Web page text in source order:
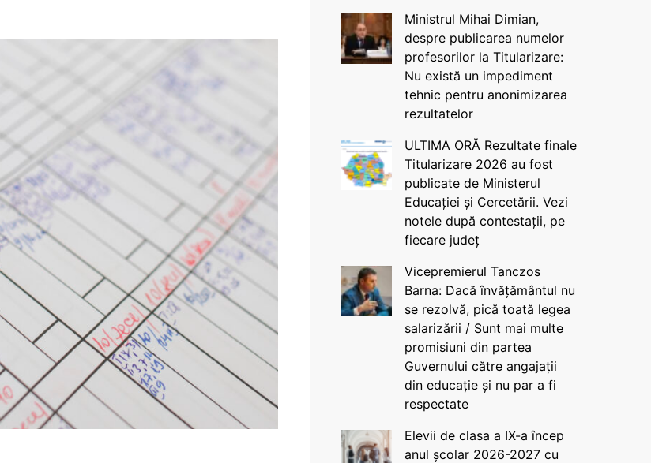
Ministrul Mihai Dimian,
despre publicarea numelor
profesorilor la Titularizare:
Nu există un impediment
tehnic pentru anonimizarea
rezultatelor
ULTIMA ORĂ Rezultate finale
Titularizare 2026 au fost
publicate de Ministerul
Educației și Cercetării. Vezi
notele după contestații, pe
fiecare județ
Vicepremierul Tanczos
Barna: Dacă învățământul nu
se rezolvă, pică toată legea
salarizării / Sunt mai multe
promisiuni din partea
Guvernului către angajații
din educație și nu par a fi
respectate
Elevii de clasa a IX-a încep
anul școlar 2026-2027 cu